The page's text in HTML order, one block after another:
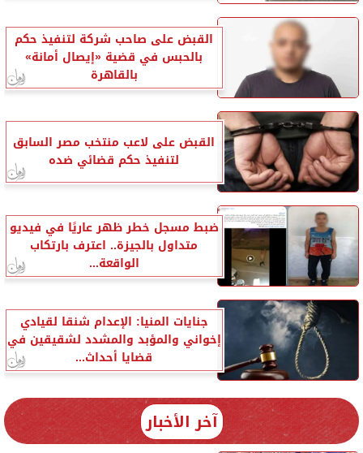
القبض على صاحب شركة لتنفيذ حكم
بالحبس في قضية «إيصال أمانة»
بالقاهرة
القبض على لاعب منتخب مصر السابق
لتنفيذ حكم قضائي ضده
ضبط مسجل خطر ظهر عاريًا في فيديو
متداول بالجيزة.. اعترف بارتكاب
الواقعة...
جنايات المنيا: الإعدام شنقا لقيادي
إخواني والمؤبد والمشدد لشقيقين في
قضايا أحداث...
آخر الأخبار